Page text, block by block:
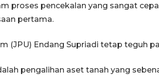
proses pencekalan yang sangat
pertama.
(JPU) Endang Supriadi tetap teguh
pengalihan aset tanah yang
Tingkat
2026